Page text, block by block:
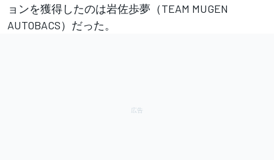
ョンを獲得したのは岩佐歩夢（TEAM MUGEN
AUTOBACS）だった。